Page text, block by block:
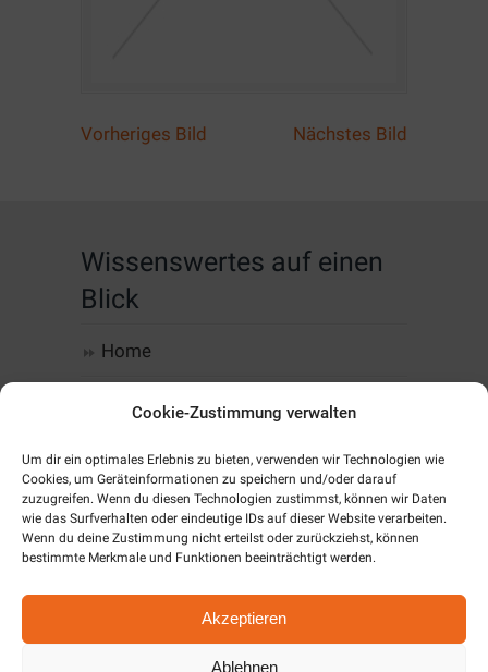
Cookie-Zustimmung verwalten
Um dir ein optimales Erlebnis zu bieten, verwenden wir Technologien wie
Cookies, um Geräteinformationen zu speichern und/oder darauf
zuzugreifen. Wenn du diesen Technologien zustimmst, können wir Daten
wie das Surfverhalten oder eindeutige IDs auf dieser Website verarbeiten.
Wenn du deine Zustimmung nicht erteilst oder zurückziehst, können
bestimmte Merkmale und Funktionen beeinträchtigt werden.
Akzeptieren
Ablehnen
Vorheriges Bild Nächstes Bild
Wissenswertes auf einen
Blick
Home
Computer, IT & Infrastruktur
Web-Design & Hosting
Kommunikation
Software
Alarm & SmartHome